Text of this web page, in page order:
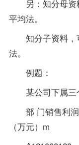
另：知分母资
平均法。
知分子资料，
法。
例题：
某公司下属三
部 门销售利润
（万元）m